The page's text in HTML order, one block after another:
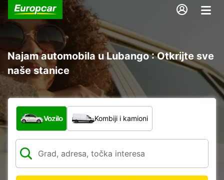
Najam automobila u Lubango : Otkrijte sve
naše stanice
Koja vrsta vozila?
Vozilo Kombiji i kamioni